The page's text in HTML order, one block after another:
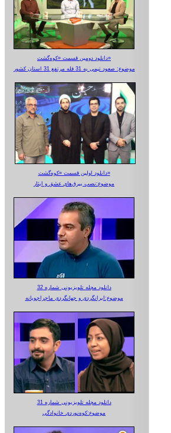
دانلود دومین قسمت «کوه‌گشت»
موضوع: صعود تیمی به 31 قله مرتفع 31 استان کشور
دانلود اولین قسمت «کوه‌گشت»
موضوع:نصب بیرق‌های عشق و ایثار
دانلود مجله تلویزیونی شماره 32
موضوع:ایرانگردی و جهانگردی ماجراجویانه
دانلود مجله تلویزیونی شماره 31
موضوع:کوه‌نوردی خانوادگی